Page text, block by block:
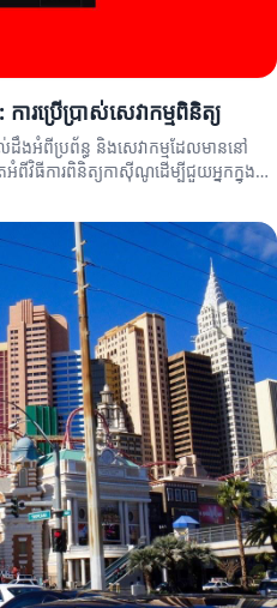
ប្រើប្រាស់សេវាកម្មពិនិត្យ
ងអំពីប្រព័ន្ធ និងសេវាកម្មដែលមាននៅ
អំពីវិធីការពិនិត្យកាស៊ីណូដើម្បីជួយអ្នកក្នុងការ